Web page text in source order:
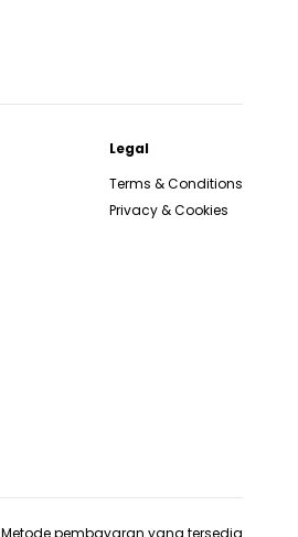
Legal
Terms & Conditions
Privacy & Cookies
Metode pembayaran yang tersedia